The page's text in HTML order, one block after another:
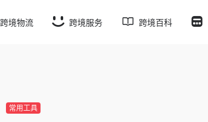
跨境物流 跨境服务 跨境百科
常用工具